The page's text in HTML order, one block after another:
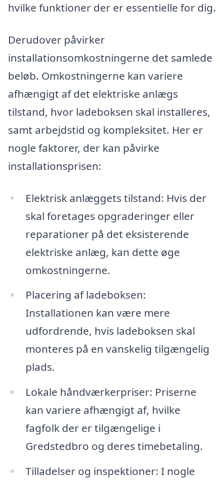
hvilke funktioner der er essentielle for dig.
Derudover påvirker
installationsomkostningerne det samlede
beløb. Omkostningerne kan variere
afhængigt af det elektriske anlægs
tilstand, hvor ladeboksen skal installeres,
samt arbejdstid og kompleksitet. Her er
nogle faktorer, der kan påvirke
installationsprisen:
Elektrisk anlæggets tilstand: Hvis der
skal foretages opgraderinger eller
reparationer på det eksisterende
elektriske anlæg, kan dette øge
omkostningerne.
Placering af ladeboksen:
Installationen kan være mere
udfordrende, hvis ladeboksen skal
monteres på en vanskelig tilgængelig
plads.
Lokale håndværkerpriser: Priserne
kan variere afhængigt af, hvilke
fagfolk der er tilgængelige i
Gredstedbro og deres timebetaling.
Tilladelser og inspektioner: I nogle